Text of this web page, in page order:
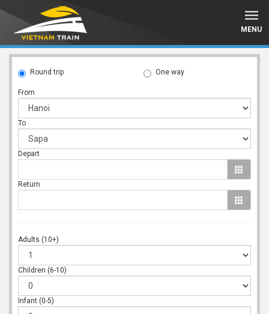
MENU
Round trip One way
From
To
Depart
Return
Adults (10+)
Children (6-10)
Infant (0-5)